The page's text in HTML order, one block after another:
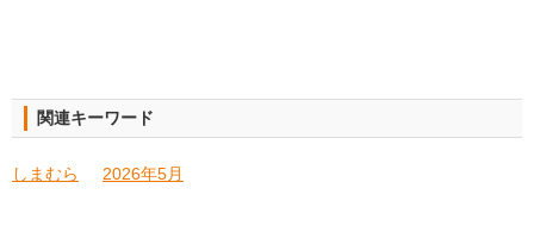
関連キーワード
しまむら 2026年5月